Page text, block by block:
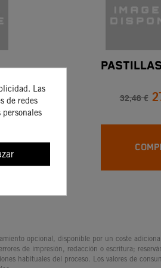
32,46 €
opcional, disponible por un coste
de impresión, redacción o escritura;
habituales del proceso. Los valores de
Las
de redes
personales